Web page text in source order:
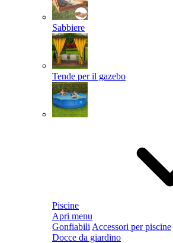
Sabbiere
Tende per il gazebo
Piscine
Apri menu
Gonfiabili Accessori per piscine
Docce da giardino